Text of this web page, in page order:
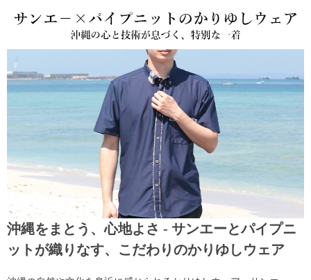
沖縄をまとう、心地よさ - サンエーとパイプニ
ットが織りなす、こだわりのかりゆしウェア